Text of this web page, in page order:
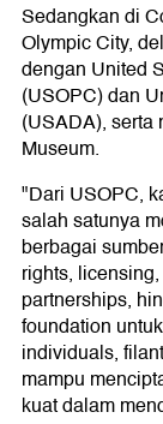
Sedangkan di
Olympic City,
dengan United
(USOPC) dan
(USADA), serta
Museum.
"Dari USOPC,
salah satunya
berbagai
rights,
partnerships,
foundation
individuals,
mampu
kuat dalam